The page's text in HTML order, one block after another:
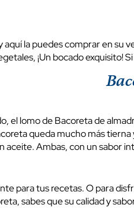
la puedes comprar en
¡Un bocado exquisito!
el lomo de Bacoreta de
queda mucho más
aceite. Ambas, con un sabor
para tus recetas. O para
sabes que su calidad y